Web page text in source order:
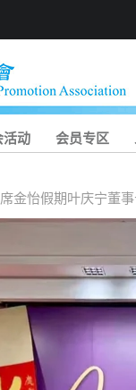
活动 会员专区
金怡假期叶庆宁董